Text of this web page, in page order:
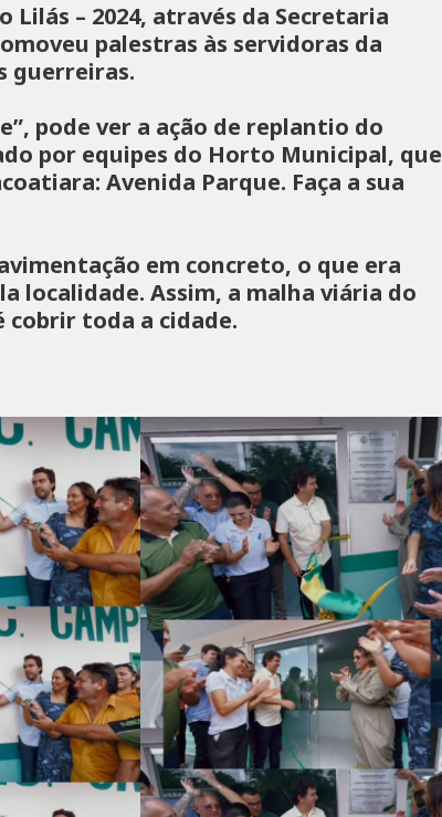
Lilás – 2024, através da Secretaria
palestras às servidoras da
guerreiras.
pode ver a ação de replantio do
por equipes do Horto Municipal, que
Avenida Parque. Faça a sua
em concreto, o que era
localidade. Assim, a malha viária do
cobrir toda a cidade.